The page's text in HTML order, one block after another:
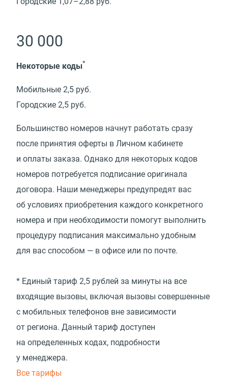
30 000
Некоторые коды*
Мобильные 2,5 руб.
Городские 2,5 руб.
Большинство номеров начнут работать сразу
после принятия оферты в Личном кабинете
и оплаты заказа. Однако для некоторых кодов
номеров потребуется подписание оригинала
договора. Наши менеджеры предупредят вас
об условиях приобретения каждого конкретного
номера и при необходимости помогут выполнить
процедуру подписания максимально удобным
для вас способом — в офисе или по почте.
* Единый тариф 2,5 рублей за минуты на все
входящие вызовы, включая вызовы совершенные
с мобильных телефонов вне зависимости
от региона. Данный тариф доступен
на определенных кодах, подробности
у менеджера.
Все тарифы